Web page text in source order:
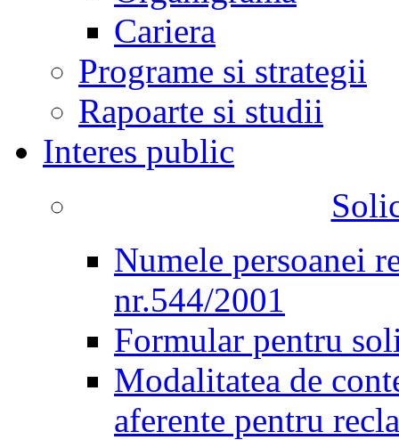
Cariera
Programe si strategii
Rapoarte si studii
Interes public
Numele persoanei
nr.544/2001
Formular pentru
Modalitatea de
aferente pentru